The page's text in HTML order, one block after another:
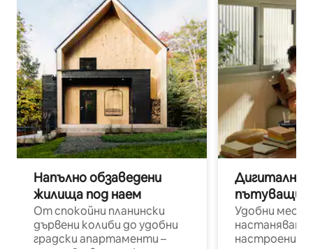
Напълно обзаведени
жилища под наем
От спокойни планински
дървени колиби до удобни
градски апартаменти –
Дигитални
пътуващи
Удобни
настаняване
настроени и